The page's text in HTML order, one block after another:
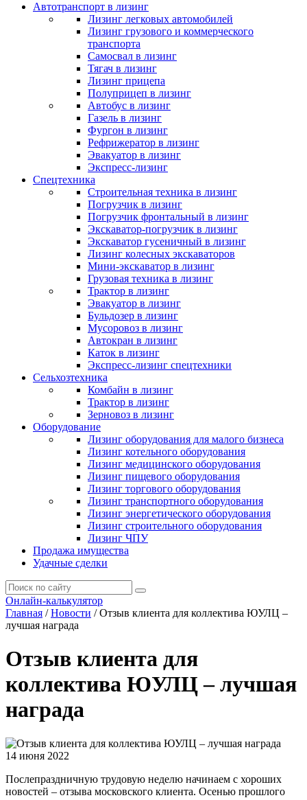
Автотранспорт в лизинг
Лизинг легковых автомобилей
Лизинг грузового и коммерческого
транспорта
Самосвал в лизинг
Тягач в лизинг
Лизинг прицепа
Полуприцеп в лизинг
Автобус в лизинг
Газель в лизинг
Фургон в лизинг
Рефрижератор в лизинг
Эвакуатор в лизинг
Экспресс-лизинг
Спецтехника
Строительная техника в лизинг
Погрузчик в лизинг
Погрузчик фронтальный в лизинг
Экскаватор-погрузчик в лизинг
Экскаватор гусеничный в лизинг
Лизинг колесных экскаваторов
Мини-экскаватор в лизинг
Грузовая техника в лизинг
Трактор в лизинг
Эвакуатор в лизинг
Бульдозер в лизинг
Мусоровоз в лизинг
Автокран в лизинг
Каток в лизинг
Экспресс-лизинг спецтехники
Сельхозтехника
Комбайн в лизинг
Трактор в лизинг
Зерновоз в лизинг
Оборудование
Лизинг оборудования для малого бизнеса
Лизинг котельного оборудования
Лизинг медицинского оборудования
Лизинг пищевого оборудования
Лизинг торгового оборудования
Лизинг транспортного оборудования
Лизинг энергетического оборудования
Лизинг строительного оборудования
Лизинг ЧПУ
Продажа имущества
Удачные сделки
Онлайн-калькулятор
Главная / Новости / Отзыв клиента для коллектива ЮУЛЦ –
лучшая награда
Отзыв клиента для
коллектива ЮУЛЦ – лучшая
награда
14 июня 2022
Послепраздничную трудовую неделю начинаем с хороших
новостей – отзыва московского клиента. Осенью прошлого